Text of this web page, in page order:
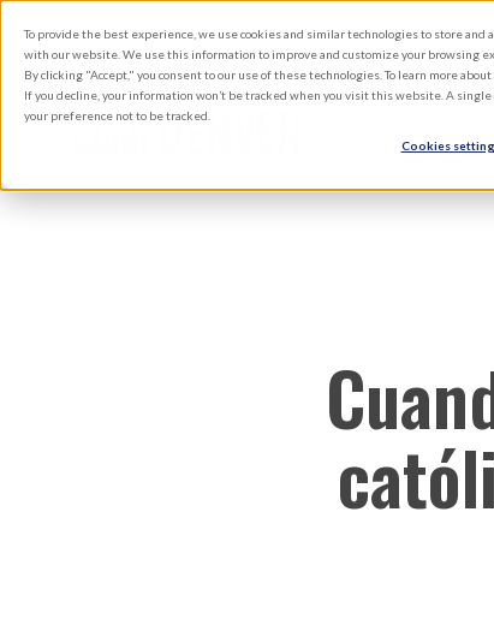
To provide the best experience, we use cookies and similar technologies to store and
with our website. We use this information to improve and customize your browsing
By clicking "Accept," you consent to our use of these technologies. To learn more
If you decline, your information won’t be tracked when you visit this website. A
your preference not to be tracked.
Cookies
main
content